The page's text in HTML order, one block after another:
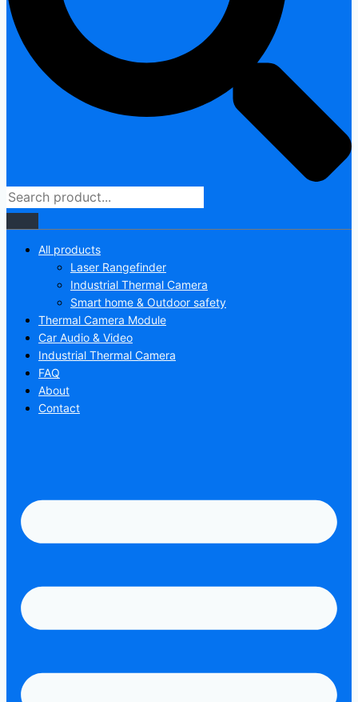
All products
Laser Rangefinder
Industrial Thermal Camera
Smart home & Outdoor safety
Thermal Camera Module
Car Audio & Video
Industrial Thermal Camera
FAQ
About
Contact